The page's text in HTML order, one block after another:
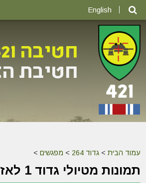
English
עמוד הבית >גדוד 264 > מפגשים >
תמונות מטיולי גדוד 1 לאזור שפרעם